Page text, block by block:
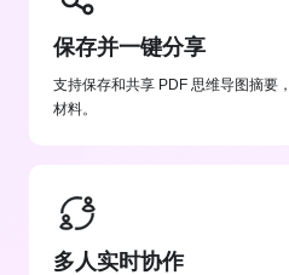
保存并一键分享
支持保存和共享 PDF 思维导图摘要
材料。
多人实时协作